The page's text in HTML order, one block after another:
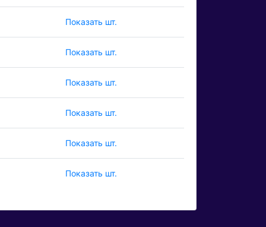
Показать шт.
Показать шт.
Показать шт.
Показать шт.
Показать шт.
Показать шт.